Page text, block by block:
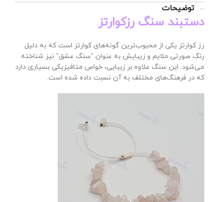
توضیحات
دستبند سنگ رزکوارتز
رز کوارتز یکی از محبوب‌ترین گونه‌های کوارتز است که به دلیل
رنگ صورتی ملایم و زیبایش به عنوان “سنگ عشق” نیز شناخته
می‌شود. این سنگ علاوه بر زیبایی، خواص متافیزیکی بسیاری دارد
که در فرهنگ‌های مختلف به آن نسبت داده شده است.